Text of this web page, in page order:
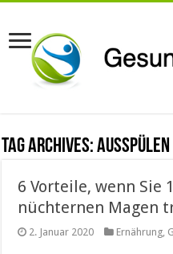
Tag Archives:ausspülen
6 Vorteile, wenn Sie
nüchternen Magen
2. Januar 2020 Ernährung